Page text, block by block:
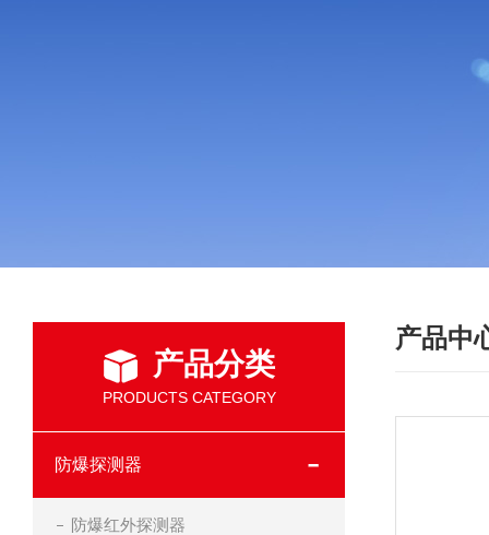
产品分类
PRODUCTS CATEGORY
防爆探测器
防爆红外探测器
产品中